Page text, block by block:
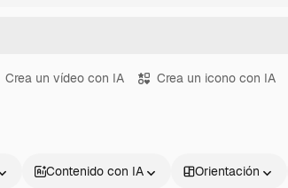
Crea un vídeo con IA Crea un icono con IA
Contenido con IA Orientación